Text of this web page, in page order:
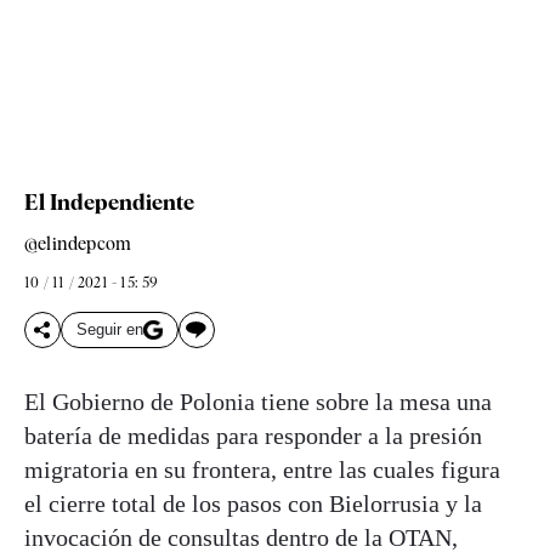
El Independiente
@elindepcom
10 / 11 / 2021 - 15: 59
Seguir en
El Gobierno de Polonia tiene sobre la mesa una
batería de medidas para responder a la presión
migratoria en su frontera, entre las cuales figura
el cierre total de los pasos con Bielorrusia y la
invocación de consultas dentro de la OTAN,